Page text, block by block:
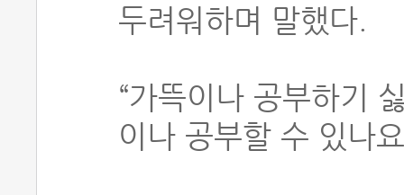
두려워하며 말했다.
“가뜩이나 공부하기
이나 공부할 수 있나